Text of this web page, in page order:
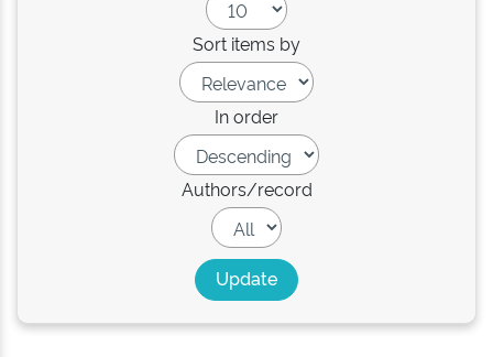
Sort items by
In order
Authors/record